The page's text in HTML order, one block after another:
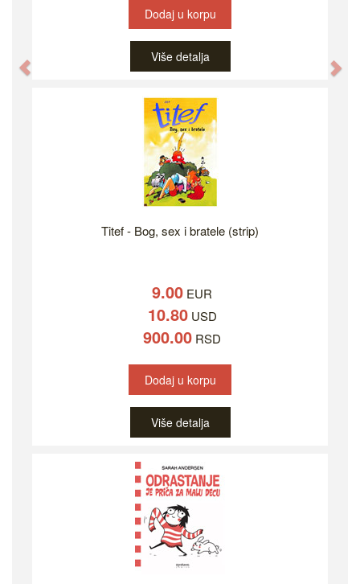
Dodaj u korpu
Više detalja
Titef - Bog, sex i bratele (strip)
9.00 EUR
10.80USD
900.00 RSD
Dodaj u korpu
Više detalja